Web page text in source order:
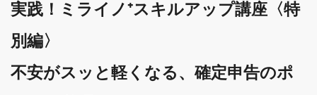
実践！ミライノ⁺スキルアップ講座〈特
別編〉
不安がスッと軽くなる、確定申告のポ